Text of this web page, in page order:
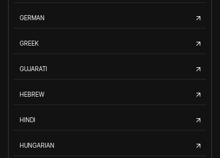
GERMAN
GREEK
GUJARATI
HEBREW
HINDI
HUNGARIAN